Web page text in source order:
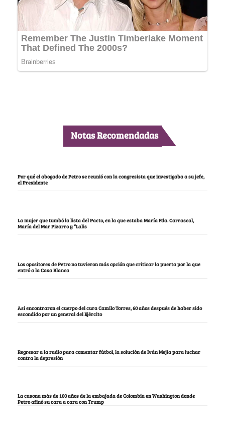
Notas Recomendadas
Por qué el abogado de Petro se reunió con la congresista que investigaba a su jefe,
el Presidente
La mujer que tumbó la lista del Pacto, en la que estaba María Fda. Carrascal,
María del Mar Pizarro y “Lalis
Los opositores de Petro no tuvieron más opción que criticar la puerta por la que
entró a la Casa Blanca
Así encontraron el cuerpo del cura Camilo Torres, 60 años después de haber sido
escondido por un general del Ejército
Regresar a la radio para comentar fútbol, la solución de Iván Mejía para luchar
contra la depresión
La casona más de 100 años de la embajada de Colombia en Washington donde
Petro afinó su cara a cara con Trump